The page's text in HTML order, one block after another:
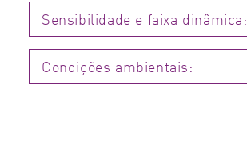
Sensibilidade e faixa dinâmica:
Condições ambientais: